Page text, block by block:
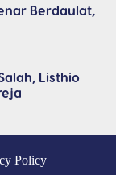
Berdaulat,
Listhio
Policy